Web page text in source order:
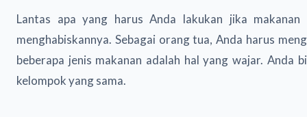
Lantas apa yang harus Anda lakukan jika
menghabiskannya. Sebagai orang tua, Anda harus
beberapa jenis makanan adalah hal yang wajar. Anda
kelompok yang sama.